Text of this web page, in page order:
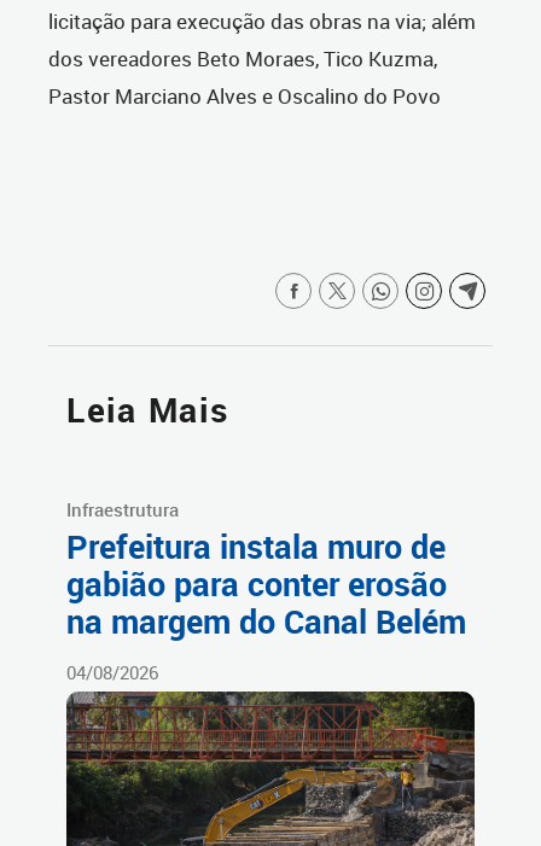
licitação para execução das obras na via; além
dos vereadores Beto Moraes, Tico Kuzma,
Pastor Marciano Alves e Oscalino do Povo
Leia Mais
Infraestrutura
Prefeitura instala muro de
gabião para conter erosão
na margem do Canal Belém
04/08/2026